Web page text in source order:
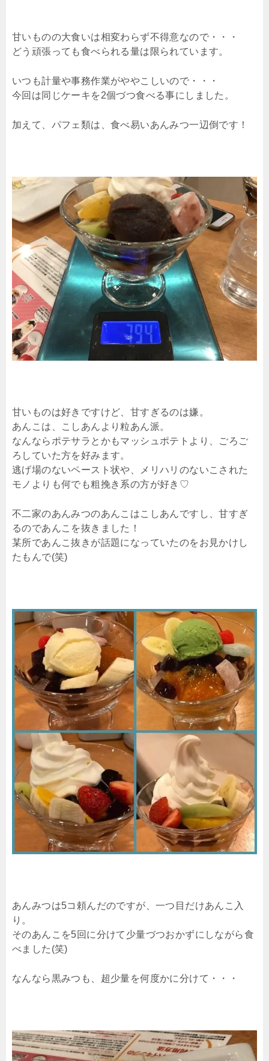
甘いものの大食いは相変わらず不得意なので・・・
どう頑張っても食べられる量は限られています。
いつも計量や事務作業がややこしいので・・・
今回は同じケーキを2個づつ食べる事にしました。
加えて、パフェ類は、食べ易いあんみつ一辺倒です！
甘いものは好きですけど、甘すぎるのは嫌。
あんこは、こしあんより粒あん派。
なんならポテサラとかもマッシュポテトより、ごろご
ろしていた方を好みます。
逃げ場のないペースト状や、メリハリのないこされた
モノよりも何でも粗挽き系の方が好き♡
不二家のあんみつのあんこはこしあんですし、甘すぎ
るのであんこを抜きました！
某所であんこ抜きが話題になっていたのをお見かけし
たもんで(笑)
あんみつは5コ頼んだのですが、一つ目だけあんこ入
り。
そのあんこを5回に分けて少量づつおかずにしながら食
べました(笑)
なんなら黒みつも、超少量を何度かに分けて・・・